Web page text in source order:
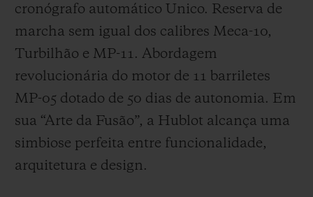
cronógrafo automático Unico. Reserva de
marcha sem igual dos calibres Meca-10,
Turbilhão e MP-11. Abordagem
revolucionária do motor de 11 barriletes
MP-05 dotado de 50 dias de autonomia. Em
sua “Arte da Fusão”, a Hublot alcança uma
simbiose perfeita entre funcionalidade,
arquitetura e design.